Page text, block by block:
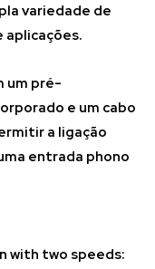
variedade de
aplicações.
um pré-
e um cabo
a ligação
entrada phono
with two speeds: